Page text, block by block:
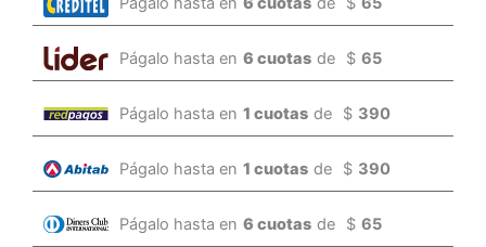
Págalo hasta en 6 cuotas de $ 65
Págalo hasta en 1 cuotas de $ 390
Págalo hasta en 1 cuotas de $ 390
Págalo hasta en 6 cuotas de $ 65